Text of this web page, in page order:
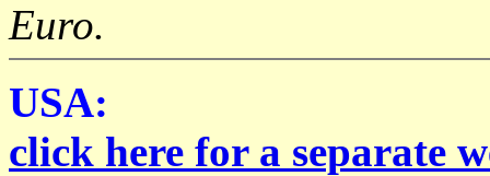
Euro.
USA:
click here for a separate